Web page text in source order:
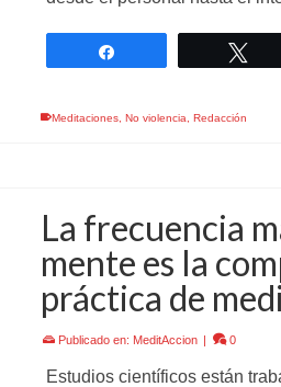
Meditaciones, No violencia Redacción
La frecuencia
mente es la
práctica de
Publicado en: MeditAccion | 0
Estudios científicos están